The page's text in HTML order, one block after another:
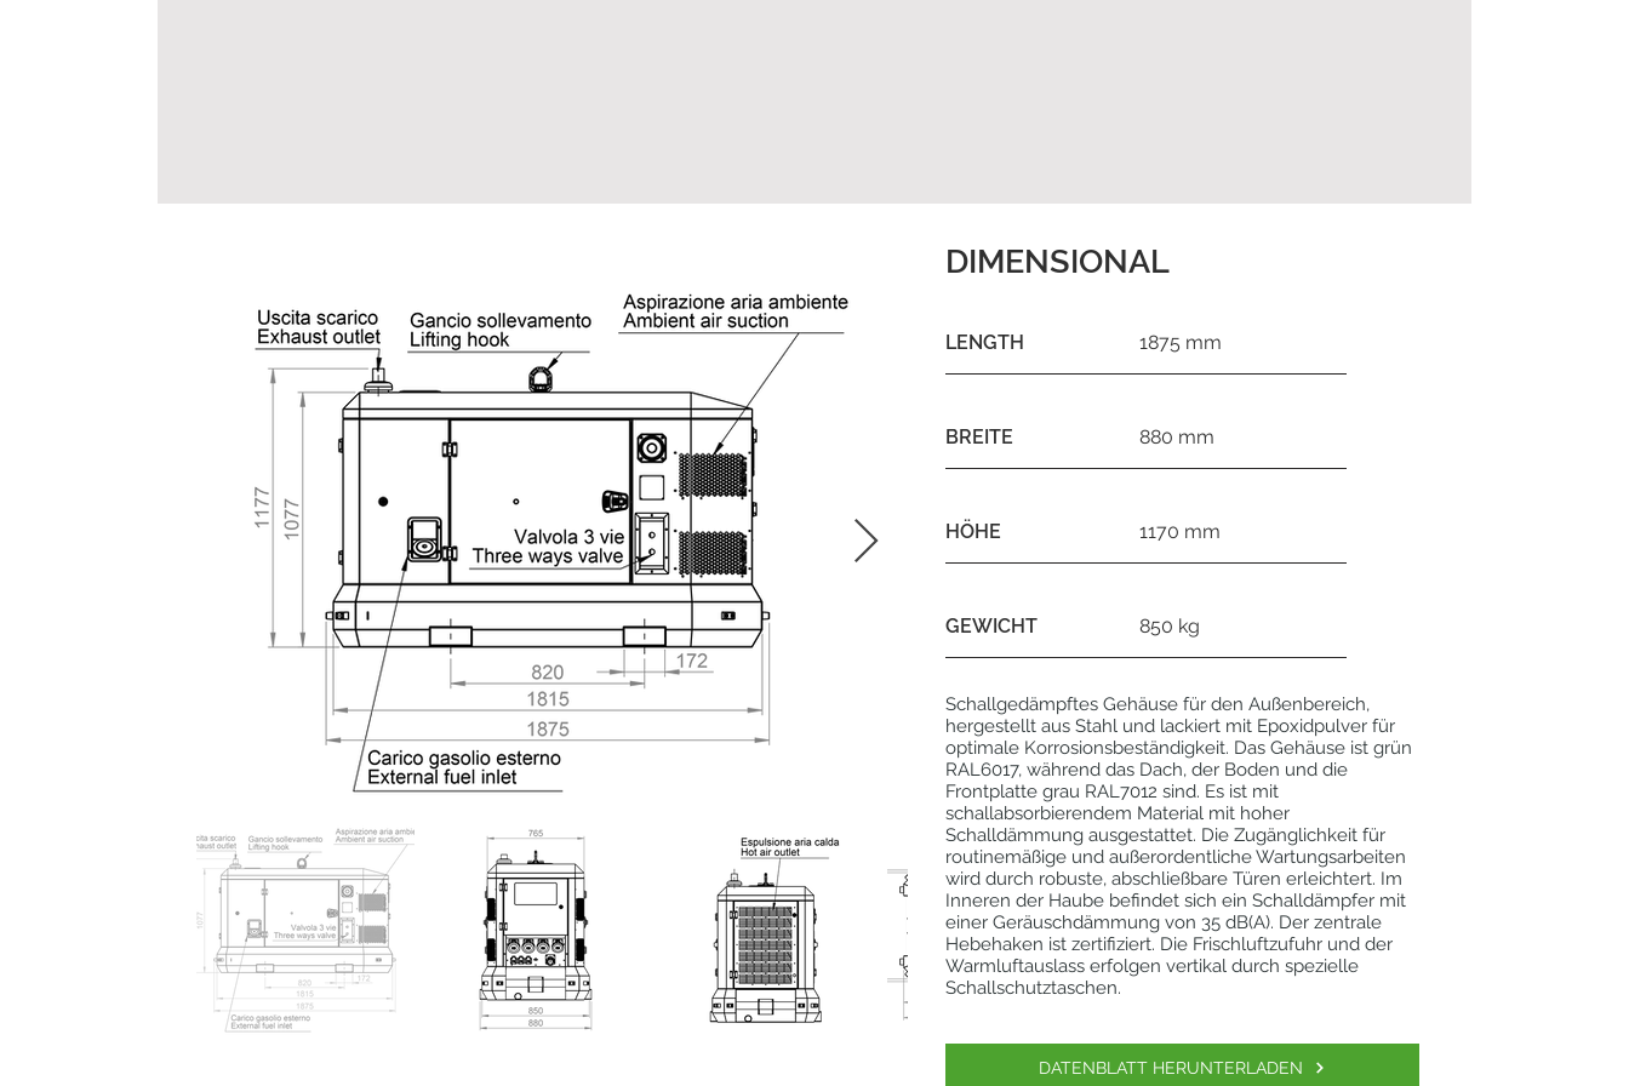
DIMENSIONAL
LENGTH 1875 mm
BREITE 880 mm
HÖHE 1170 mm
GEWICHT 850 kg
Schallgedämpftes Gehäuse für den Außenbereich,
hergestellt aus Stahl und lackiert mit Epoxidpulver für
optimale Korrosionsbeständigkeit. Das Gehäuse ist grün
RAL6017, während das Dach, der Boden und die
Frontplatte grau RAL7012 sind. Es ist mit
schallabsorbierendem Material mit hoher
Schalldämmung ausgestattet. Die Zugänglichkeit für
routinemäßige und außerordentliche Wartungsarbeiten
wird durch robuste, abschließbare Türen erleichtert. Im
Inneren der Haube befindet sich ein Schalldämpfer mit
einer Geräuschdämmung von 35 dB(A). Der zentrale
Hebehaken ist zertifiziert. Die Frischluftzufuhr und der
Warmluftauslass erfolgen vertikal durch spezielle
Schallschutztaschen.
DATENBLATT HERUNTERLADEN